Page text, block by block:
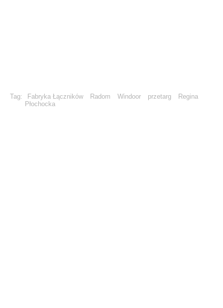
Tag: Fabryka Łączników Radom Windoor przetarg
Regina
Płochocka